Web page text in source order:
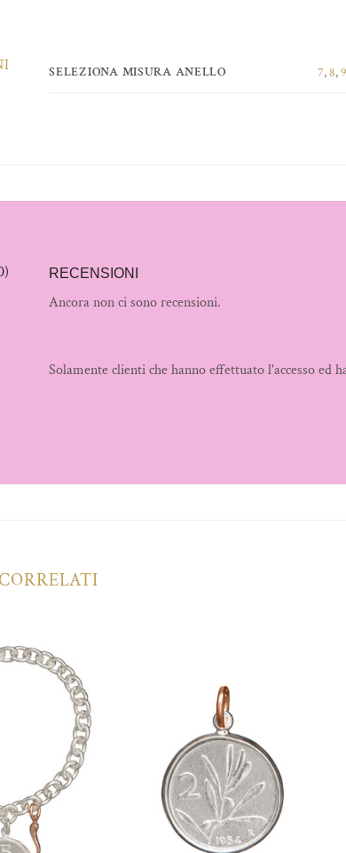
SELEZIONA MISURA ANELLO 7,8,9
RECENSIONI
Ancora non ci sono recensioni.
Solamente clienti che hanno effettuato l'accesso ed
Aggiungi
alla lista
dei
desideri